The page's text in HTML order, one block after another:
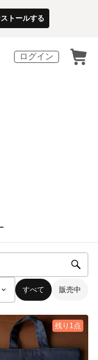
トールする
ログイン
すべて 販売中
残り1点